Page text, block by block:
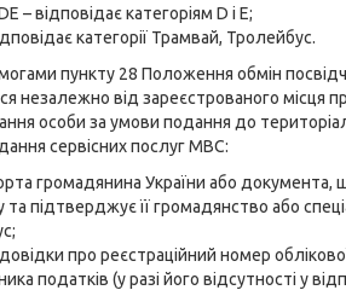
– відповідає категоріям D і Е;
категорії Трамвай, Тролейбус.
пункту 28 Положення обмін
незалежно від зареєстрованого місця
особи за умови подання до
сервісних послуг МВС:
громадянина України або документа,
та підтверджує її громадянство або
довідки про реєстраційний номер
податків (у разі його відсутності у